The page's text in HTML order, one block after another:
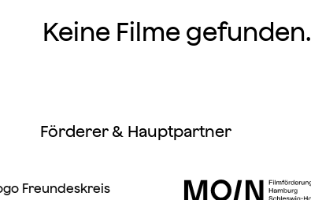
Keine Filme gefunden.
Förderer & Hauptpartner